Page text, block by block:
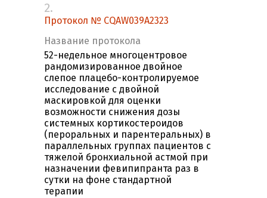
2.
Протокол № CQAW039A2323
Название протокола
52-недельное многоцентровое
рандомизированное двойное
слепое плацебо-контролируемое
исследование с двойной
маскировкой для оценки
возможности снижения дозы
системных кортикостероидов
(пероральных и парентеральных) в
параллельных группах пациентов с
тяжелой бронхиальной астмой при
назначении февипипранта раз в
сутки на фоне стандартной
терапии